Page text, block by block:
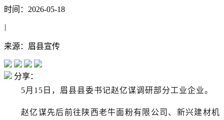
时间：2026-05-18
|
来源：眉县宣传
分享：
5月 15 日，眉 县县委书记赵亿谋调研部分工业企业。
赵亿谋先后前往陕西老牛面粉有限公司、新兴建材机